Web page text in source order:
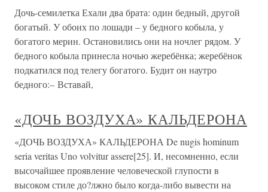
Дочь-семилетка Ехали два брата: один бедный, другой
богатый. У обоих по лошади – у бедного кобыла, у
богатого мерин. Остановились они на ночлег рядом. У
бедного кобыла принесла ночью жеребёнка; жеребёнок
подкатился под телегу богатого. Будит он наутро
бедного:– Вставай,
«ДОЧЬ ВОЗДУХА» КАЛЬДЕРОНА
«ДОЧЬ ВОЗДУХА» КАЛЬДЕРОНА De nugis hominum
seria veritas Uno volvitur assere[25]. И, несомненно, если
высочайшее проявление человеческой глупости в
высоком стиле до?лжно было когда-либо вывести на